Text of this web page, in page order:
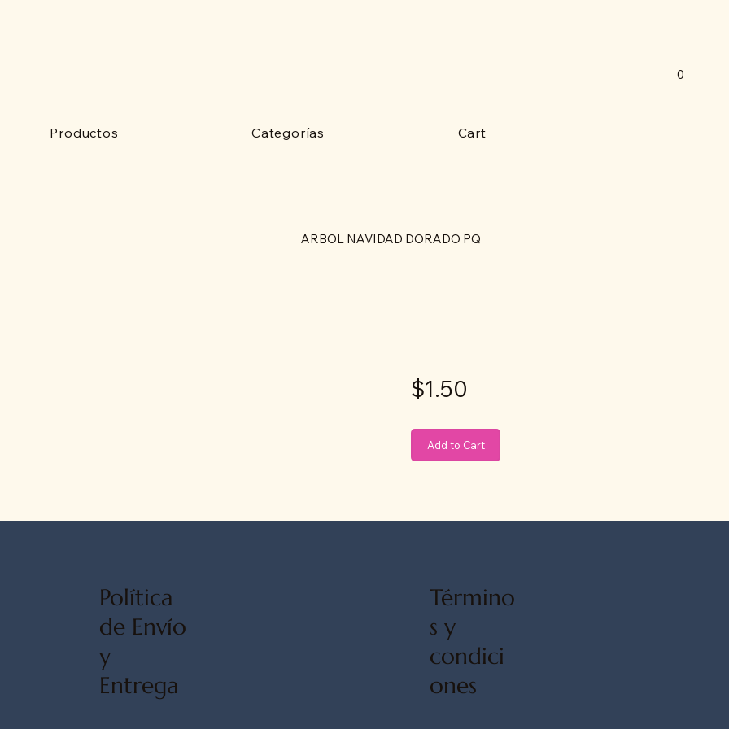
Productos Categorías Cart
0
Add to Cart
ARBOL NAVIDAD DORADO PQ
$1.50
Término
s y
condici
ones
Política
de Envío
y
Entrega